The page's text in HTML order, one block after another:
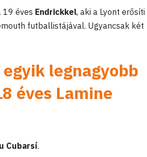
19 éves Endrickkel, aki a Lyont erősíti
futballistájával. Ugyancsak két
legnagyobb
éves Lamine
Cubarsí.